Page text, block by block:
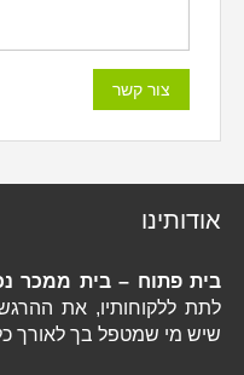
אודותינו
בית פתוח – בית ממכר
לתת ללקוחותיו, את
שיש מי שמטפל בך לאורך כל